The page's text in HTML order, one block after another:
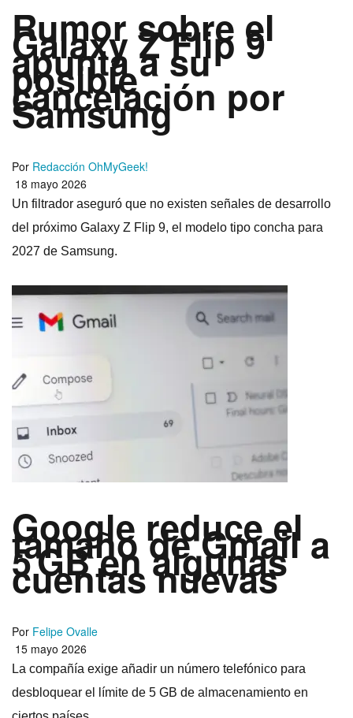
Rumor sobre el
Galaxy Z Flip 9
apunta a su
posible
cancelación por
Samsung
Por Redacción OhMyGeek!
18 mayo 2026
Un filtrador aseguró que no existen señales de desarrollo
del próximo Galaxy Z Flip 9, el modelo tipo concha para
2027 de Samsung.
Google reduce el
tamaño de Gmail a
5 GB en algunas
cuentas nuevas
Por Felipe Ovalle
15 mayo 2026
La compañía exige añadir un número telefónico para
desbloquear el límite de 5 GB de almacenamiento en